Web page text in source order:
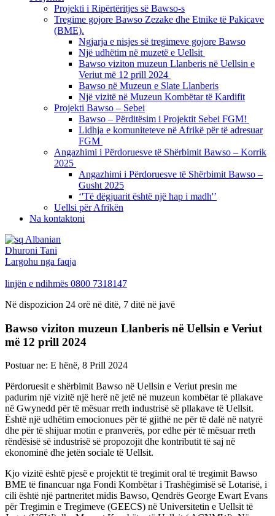
Projekti i Ripërtëritjes së Bawso-s
Tregime gojore Bawso Zezake dhe Etnike të Pakicave
(BME).
Ngjarja e nisjes së tregimeve gojore Bawso
Një udhëtim në muzetë e Uellsit
Bawso viziton muzeun Llanberis në Uellsin e
Veriut më 12 prill 2024
Bawso në Muzeun e Slate Llanberis
Një vizitë në Muzeun Kombëtar të Kardifit
Projekti Bawso – Sebei
Bawso – Përditësim i Projektit Sebei FGM!
Lidhja e komuniteteve në Afrikë për të adresuar
FGM
Angazhimi i Përdoruesve të Shërbimit Bawso – Korrik
2025
Angazhimi i Përdoruesve të Shërbimit Bawso –
Gusht 2025
‘'Të dëgjuarit është një hap i madh'’
Uellsi për Afrikën
Na kontaktoni
Albanian
Dhuroni Tani
Largohu nga faqja
linjën e ndihmës 0800 7318147
Në dispozicion 24 orë në ditë, 7 ditë në javë
Bawso viziton muzeun Llanberis në Uellsin e Veriut
më 12 prill 2024
Postuar ne: E hënë, 8 Prill 2024
Përdoruesit e shërbimit Bawso në Uellsin e Veriut presin me
padurim një vizitë një herë në jetë në muzeun kombëtar të pllakave
në Gwynedd për të mësuar rreth industrisë së pllakave të Uellsit.
Është një udhëtim emocionues për të gjithë ne për të dalë në natyrë
dhe për të shijuar motin e pranverës, por edhe për të mësuar rreth
rëndësisë së industrisë së propozojit dhe kontributit të saj në
ekonominë dhe jetën sociale të Uellsit.
Kjo vizitë është pjesë e projektit të tregimit oral të tregimit Bawso
BME të financuar nga Fondi Kombëtar i Trashëgimisë së Lotarisë, i
cili është një partneritet midis Bawso, Qendrës George Ewart Evans
për Tregimin e Tregimeve (GEECS) në Universitetin e Uellsit të